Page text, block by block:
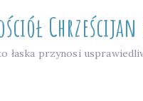
łaska przynosi